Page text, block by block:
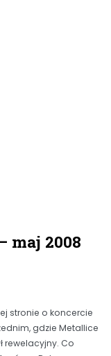
maj 2008
stronie o koncercie
gdzie Metallice
rewelacyjny. Co